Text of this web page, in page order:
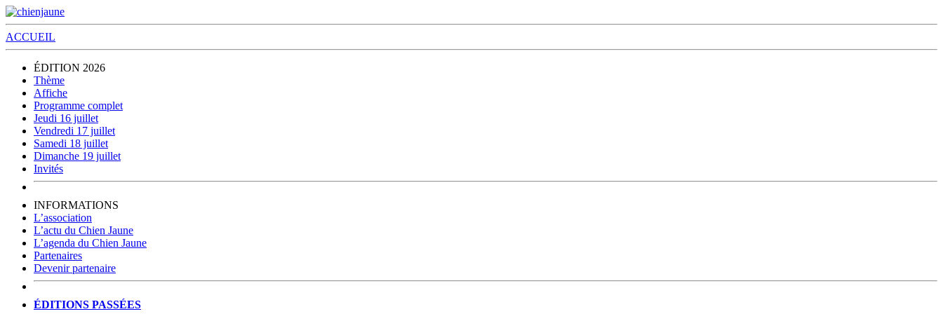
ACCUEIL
ÉDITION 2026
Thème
Affiche
Programme complet
Jeudi 16 juillet
Vendredi 17 juillet
Samedi 18 juillet
Dimanche 19 juillet
Invités
INFORMATIONS
L’association
L’actu du Chien Jaune
L’agenda du Chien Jaune
Partenaires
Devenir partenaire
ÉDITIONS PASSÉES